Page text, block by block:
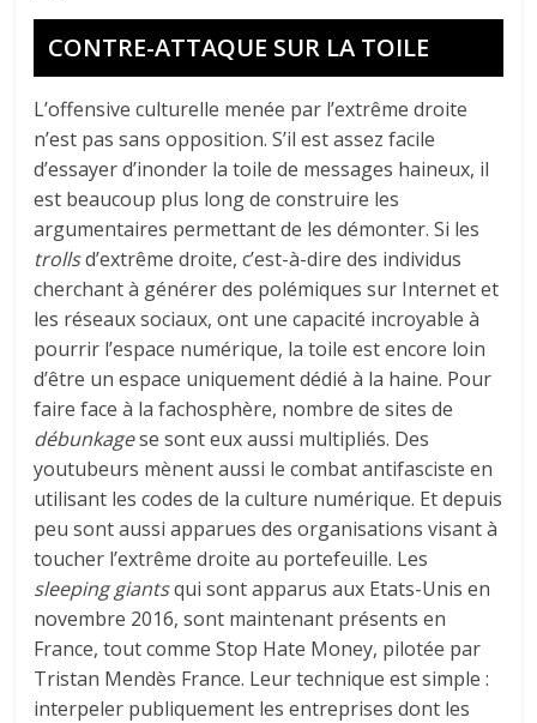
CONTRE-ATTAQUE SUR LA TOILE
L’offensive culturelle menée par l’extrême droite
n’est pas sans opposition. S’il est assez facile
d’essayer d’inonder la toile de messages haineux, il
est beaucoup plus long de construire les
argumentaires permettant de les démonter. Si les
trollsd’extrême droite, c’est-à-dire des individus
cherchant à générer des polémiques sur Internet et
les réseaux sociaux, ont une capacité incroyable à
pourrir l’espace numérique, la toile est encore loin
d’être un espace uniquement dédié à la haine. Pour
faire face à la fachosphère, nombre de sites de
débunkagese sont eux aussi multipliés. Des
youtubeurs mènent aussi le combat antifasciste en
utilisant les codes de la culture numérique. Et depuis
peu sont aussi apparues des organisations visant à
toucher l’extrême droite au portefeuille. Les
sleeping giantsqui sont apparus aux Etats-Unis en
novembre 2016, sont maintenant présents en
France, tout comme Stop Hate Money, pilotée par
Tristan Mendès France. Leur technique est simple :
interpeler publiquement les entreprises dont les